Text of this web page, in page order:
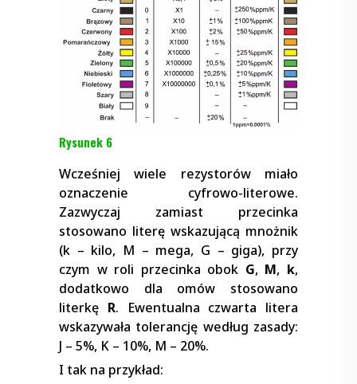
Rysunek 6
Wcześniej wiele rezystorów miało
oznaczenie cyfrowo-literowe.
Zazwyczaj zamiast przecinka
stosowano literę wskazującą mnożnik
(k – kilo, M – mega, G – giga), przy
czym w roli przecinka obok G, M, k,
dodatkowo dla omów stosowano
literkę R. Ewentualna czwarta litera
wskazywała tolerancję według zasady:
J – 5%, K – 10%, M – 20%.
I tak na przykład: